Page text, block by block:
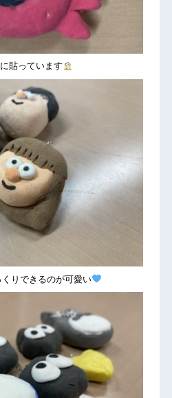
貼っています
りできるのが可愛い